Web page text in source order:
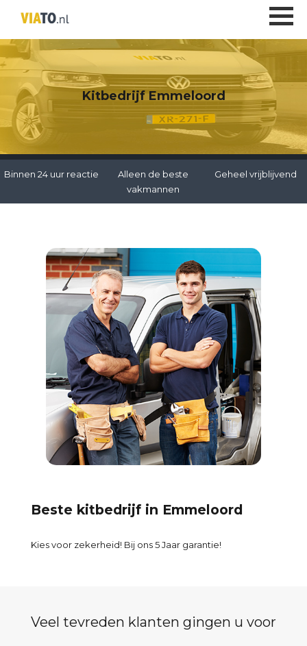
Kitbedrijf Emmeloord
Binnen 24 uur reactie
Alleen de beste
vakmannen
Geheel vrijblijvend
Beste kitbedrijf in Emmeloord
Kies voor zekerheid! Bij ons 5 Jaar garantie!
Veel tevreden klanten gingen u voor